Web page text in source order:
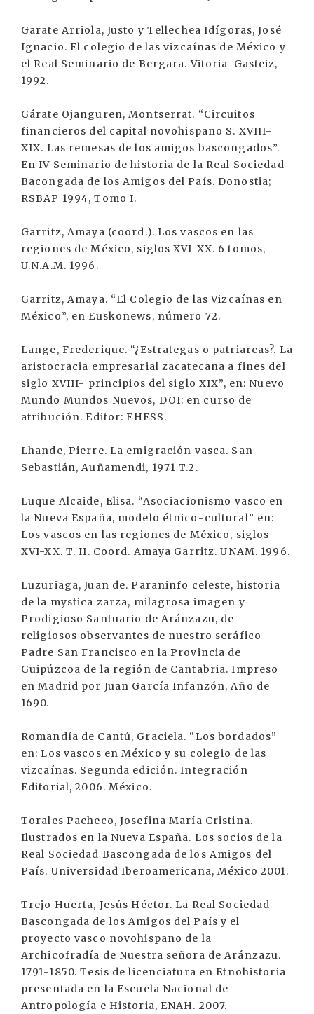
Garate Arriola, Justo y Tellechea Idígoras, José
Ignacio. El colegio de las vizcaínas de México y
el Real Seminario de Bergara. Vitoria-Gasteiz,
1992.
Gárate Ojanguren, Montserrat. “Circuitos
financieros del capital novohispano S. XVIII-
XIX. Las remesas de los amigos bascongados”.
En IV Seminario de historia de la Real Sociedad
Bacongada de los Amigos del País. Donostia;
RSBAP 1994, Tomo I.
Garritz, Amaya (coord.). Los vascos en las
regiones de México, siglos XVI-XX. 6 tomos,
U.N.A.M. 1996.
Garritz, Amaya. “El Colegio de las Vizcaínas en
México”, en Euskonews, número 72.
Lange, Frederique. “¿Estrategas o patriarcas?. La
aristocracia empresarial zacatecana a fines del
siglo XVIII- principios del siglo XIX”, en: Nuevo
Mundo Mundos Nuevos, DOI: en curso de
atribución. Editor: EHESS.
Lhande, Pierre. La emigración vasca. San
Sebastián, Auñamendi, 1971 T.2.
Luque Alcaide, Elisa. “Asociacionismo vasco en
la Nueva España, modelo étnico-cultural” en:
Los vascos en las regiones de México, siglos
XVI-XX. T. II. Coord. Amaya Garritz. UNAM. 1996.
Luzuriaga, Juan de. Paraninfo celeste, historia
de la mystica zarza, milagrosa imagen y
Prodigioso Santuario de Aránzazu, de
religiosos observantes de nuestro seráfico
Padre San Francisco en la Provincia de
Guipúzcoa de la región de Cantabria. Impreso
en Madrid por Juan García Infanzón, Año de
1690.
Romandía de Cantú, Graciela. “Los bordados”
en: Los vascos en México y su colegio de las
vizcaínas. Segunda edición. Integración
Editorial, 2006. México.
Torales Pacheco, Josefina María Cristina.
Ilustrados en la Nueva España. Los socios de la
Real Sociedad Bascongada de los Amigos del
País. Universidad Iberoamericana, México 2001.
Trejo Huerta, Jesús Héctor. La Real Sociedad
Bascongada de los Amigos del País y el
proyecto vasco novohispano de la
Archicofradía de Nuestra señora de Aránzazu.
1791-1850. Tesis de licenciatura en Etnohistoria
presentada en la Escuela Nacional de
Antropología e Historia, ENAH. 2007.